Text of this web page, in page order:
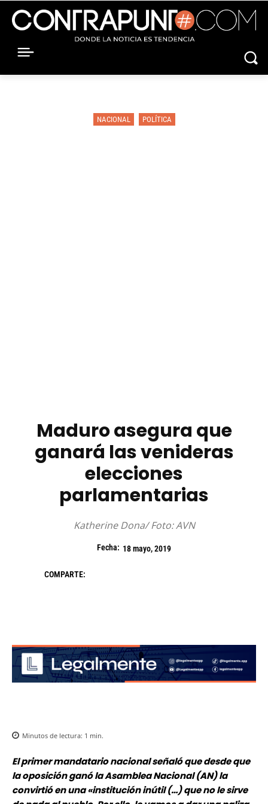
NACIONAL POLÍTICA
Maduro asegura que
ganará las venideras
elecciones
parlamentarias
Katherine Dona/ Foto: AVN
Fecha: 18 mayo, 2019
COMPARTE:
Minutos de lectura: 1 min.
El primer mandatario nacional señaló que desde que
la oposición ganó la Asamblea Nacional (AN) la
convirtió en una «institución inútil (…) que no le sirve